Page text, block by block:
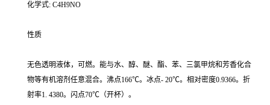
化学式: C4H9NO
性质
无色透明液体，可燃。能与水、醇、醚、酯、苯、三氯甲烷和芳香化合
物等有机溶剂任意混合。沸点166℃。冰点- 20℃。相对密度0.9366。折
射率1. 4380。闪点70℃（开杯）。